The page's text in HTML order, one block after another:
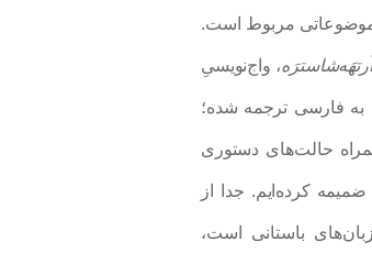
موضوعاتی مربوط است.
اَرتهَه‌شاسترَه، واج‌نویسیِ
به فارسی ترجمه شده‌؛
حالت‌های دستوری
کرده‌ایم. جدا از
باستانی است،